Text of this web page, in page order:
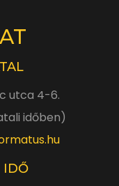
utca 4-6.
időben)
IDŐ